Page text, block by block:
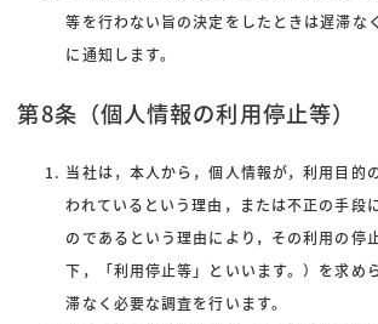
等を行わない旨の決定をしたときは遅滞な
に通知します。
第8条（個人情報の利用停止等）
当社は，本人から，個人情報が，利用目的
われているという理由，または不正の手段
のであるという理由により，その利用の停
下，「利用停止等」といいます。）を求め
滞なく必要な調査を行います。